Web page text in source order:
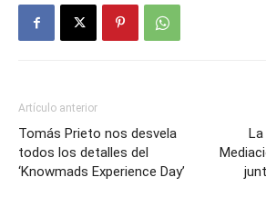
Artículo anterior
Tomás Prieto nos desvela
todos los detalles del
‘Knowmads Experience Day’
La